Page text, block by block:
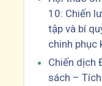
10: Chiến
tập và bí
chinh phục
Chiến dịch
sách –